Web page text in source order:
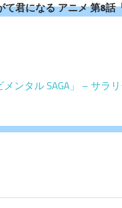
て君になる アニメ 第8話
ンタル SAGA」 – サラ